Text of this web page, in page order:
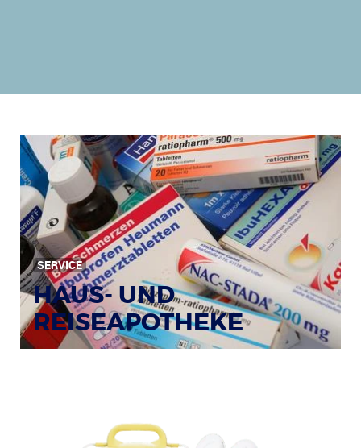
SERVICE
HAUS- UND
REISEAPOTHEKE
Bildquelle: © Tim Reckmann / pixelio.de